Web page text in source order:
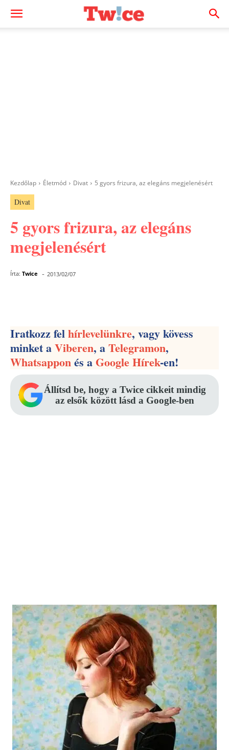
Kezdőlap Életmód Divat 5 gyors frizura, az elegáns megjelenésért
Divat
5 gyors frizura, az elegáns
megjelenésért
Írta: Twice - 2013/02/07
Iratkozz felhírlevelünkre, vagy kövess
minket aViberen, aTelegramon,
Whatsapponés aGoogle Hírek-en!
Állítsd be, hogy a Twice cikkeit mindig
az elsők között lásd a Google-ben